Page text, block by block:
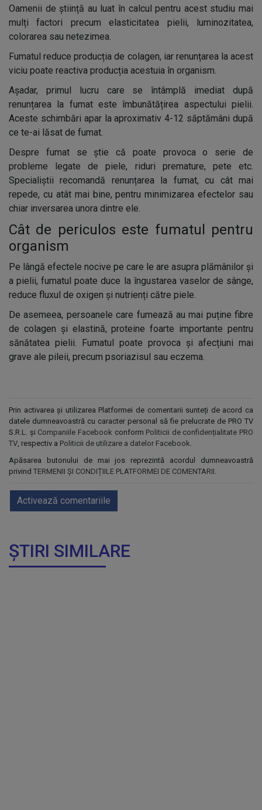
Oamenii de știință au luat în calcul pentru acest studiu mai
mulți factori precum elasticitatea pielii, luminozitatea,
colorarea sau netezimea.
Fumatul reduce producția de colagen, iar renunțarea la acest
viciu poate reactiva producția acestuia în organism.
Așadar, primul lucru care se întâmplă imediat după
renunțarea la fumat este îmbunătățirea aspectului pielii.
Aceste schimbări apar la aproximativ 4-12 săptămâni după
ce te-ai lăsat de fumat.
Despre fumat se știe că poate provoca o serie de
probleme legate de piele, riduri premature, pete etc.
Specialiștii recomandă renunțarea la fumat, cu cât mai
repede, cu atât mai bine, pentru minimizarea efectelor sau
chiar inversarea unora dintre ele.
Cât de periculos este fumatul pentru
organism
Pe lângă efectele nocive pe care le are asupra plămânilor și
a pielii, fumatul poate duce la îngustarea vaselor de sânge,
reduce fluxul de oxigen și nutrienți către piele.
De asemeea, persoanele care fumează au mai puține fibre
de colagen și elastină, proteine foarte importante pentru
sănătatea pielii. Fumatul poate provoca și afecțiuni mai
grave ale pileii, precum psoriazisul sau eczema.
Prin activarea și utilizarea Platformei de comentarii sunteți de acord ca
datele dumneavoastră cu caracter personal să fie prelucrate de PRO TV
S.R.L. și Companiile Facebook conform Politicii de confidențialitate PRO
TV, respectiv a Politicii de utilizare a datelor Facebook.
Apăsarea butonului de mai jos reprezintă acordul dumneavoastră
privind TERMENII ȘI CONDIȚIILE PLATFORMEI DE COMENTARII.
Activează comentariile
ȘTIRI SIMILARE